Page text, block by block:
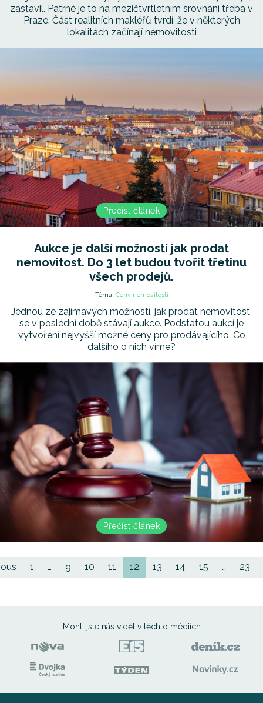
zastavil. Patrné je to na mezičtvrtletním srovnání třeba v
Praze. Část realitních makléřů tvrdí, že v některých
lokalitách začínají nemovitosti
Přečíst článek
Aukce je další možností jak prodat
nemovitost. Do 3 let budou tvořit třetinu
všech prodejů.
Téma: Ceny nemovitostí
Jednou ze zajímavých možností, jak prodat nemovitost,
se v poslední době stávají aukce. Podstatou aukcí je
vytvoření nejvyšší možné ceny pro prodávajícího. Co
dalšího o nich víme?
Přečíst článek
1 … 9 10 11 12(current)
13 14 15 … 23
Mohli jste nás vidět v těchto médiích